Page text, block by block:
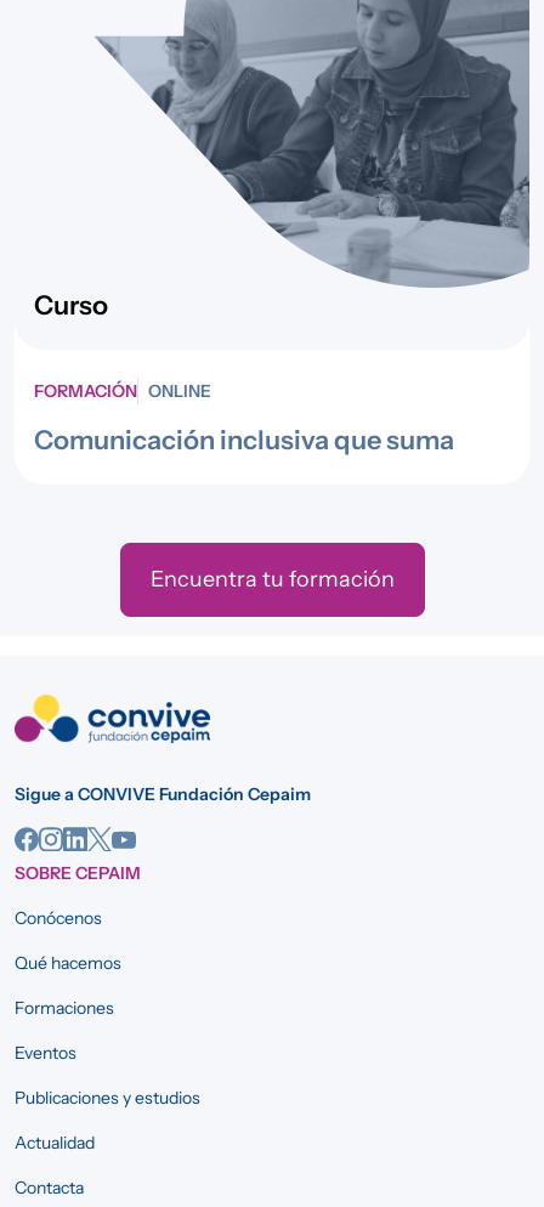
Curso
FORMACIÓN ONLINE
Comunicación inclusiva que suma
Encuentra tu formación
Sigue a CONVIVE Fundación Cepaim
SOBRE CEPAIM
Conócenos
Qué hacemos
Formaciones
Eventos
Publicaciones y estudios
Actualidad
Contacta